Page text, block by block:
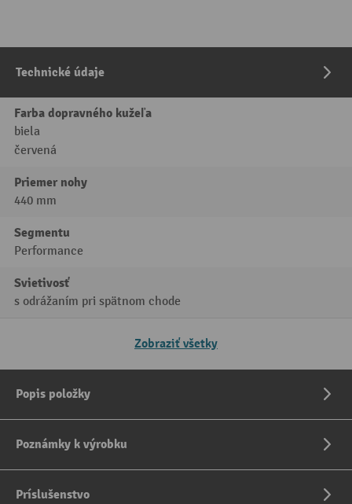
Technické údaje
Farba dopravného kužeľa
biela
červená
Priemer nohy
440 mm
Segmentu
Performance
Svietivosť
s odrážaním pri spätnom chode
Zobraziť všetky
Popis položky
Poznámky k výrobku
Príslušenstvo